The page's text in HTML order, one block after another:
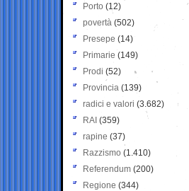
Porto (12)
povertà (502)
Presepe (14)
Primarie (149)
Prodi (52)
Provincia (139)
radici e valori (3.682)
RAI (359)
rapine (37)
Razzismo (1.410)
Referendum (200)
Regione (344)